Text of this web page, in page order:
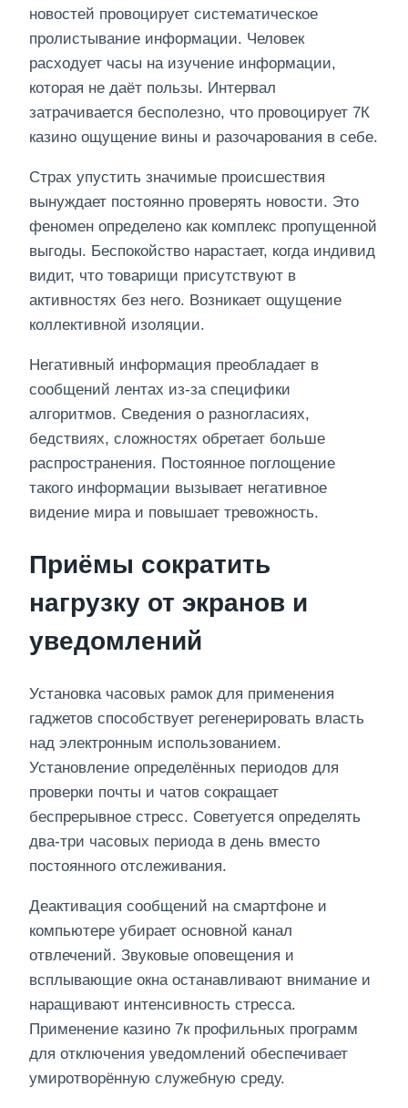
новостей провоцирует систематическое
пролистывание информации. Человек
расходует часы на изучение информации,
которая не даёт пользы. Интервал
затрачивается бесполезно, что провоцирует 7К
казино ощущение вины и разочарования в себе.
Страх упустить значимые происшествия
вынуждает постоянно проверять новости. Это
феномен определено как комплекс пропущенной
выгоды. Беспокойство нарастает, когда индивид
видит, что товарищи присутствуют в
активностях без него. Возникает ощущение
коллективной изоляции.
Негативный информация преобладает в
сообщений лентах из-за специфики
алгоритмов. Сведения о разногласиях,
бедствиях, сложностях обретает больше
распространения. Постоянное поглощение
такого информации вызывает негативное
видение мира и повышает тревожность.
Приёмы сократить
нагрузку от экранов и
уведомлений
Установка часовых рамок для применения
гаджетов способствует регенерировать власть
над электронным использованием.
Установление определённых периодов для
проверки почты и чатов сокращает
беспрерывное стресс. Советуется определять
два-три часовых периода в день вместо
постоянного отслеживания.
Деактивация сообщений на смартфоне и
компьютере убирает основной канал
отвлечений. Звуковые оповещения и
всплывающие окна останавливают внимание и
наращивают интенсивность стресса.
Применение казино 7к профильных программ
для отключения уведомлений обеспечивает
умиротворённую служебную среду.